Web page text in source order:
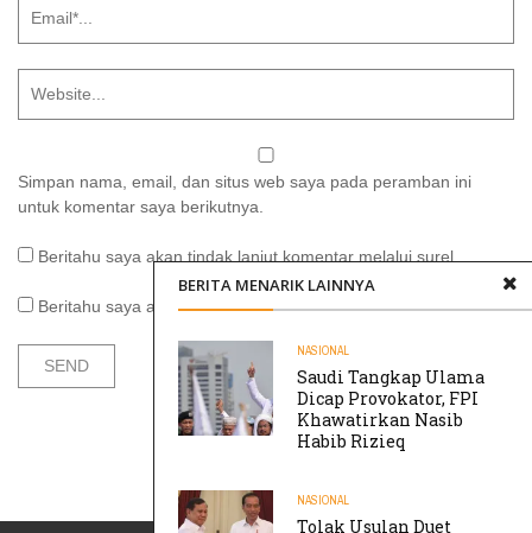
Simpan nama, email, dan situs web saya pada peramban ini
untuk komentar saya berikutnya.
Beritahu saya akan tindak lanjut komentar melalui surel.
Beritahu saya akan tulisan baru melalui surel.
BERITA MENARIK LAINNYA
NASIONAL
Saudi Tangkap Ulama
Dicap Provokator, FPI
Khawatirkan Nasib
Habib Rizieq
NASIONAL
Tolak Usulan Duet